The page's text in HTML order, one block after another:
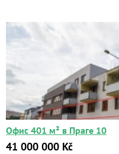
Офис 401 м² в Праге 10
41 000 000 Kč